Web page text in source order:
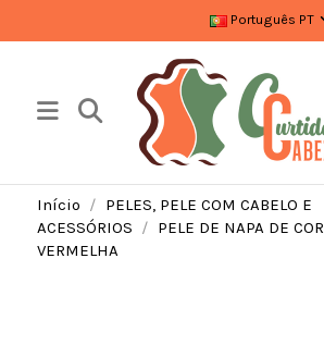
Português PT
Início
PELES, PELE COM CABELO E
ACESSÓRIOS
PELE DE NAPA DE COR
VERMELHA